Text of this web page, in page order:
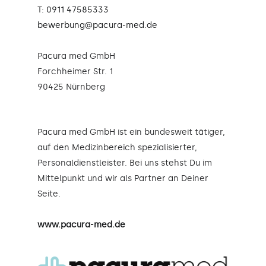
T: 0911 47585333
bewerbung@pacura-med.de
Pacura med GmbH
Forchheimer Str. 1
90425 Nürnberg
Pacura med GmbH ist ein bundesweit tätiger,
auf den Medizinbereich spezialisierter,
Personaldienstleister. Bei uns stehst Du im
Mittelpunkt und wir als Partner an Deiner
Seite.
www.pacura-med.de